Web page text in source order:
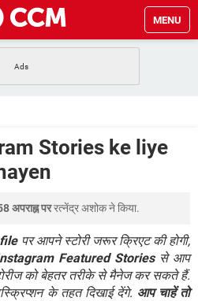
MENU
Lucky Patcher यूज करें
PUBG Mobile
JioPhone में TikTok डाउनलोड
कंप्यूटर बस
Stories ke liye
अपराह्न पररत्नेंद्र अशोकने किया.
पर आपने स्टोरी जरूर क्रिएट की होगी,
Featured Storiesसे आप
को बेहतर तरीके से मैनेज कर सकते हैं.
के तहत दिखाई देंगे. आप चाहें तो